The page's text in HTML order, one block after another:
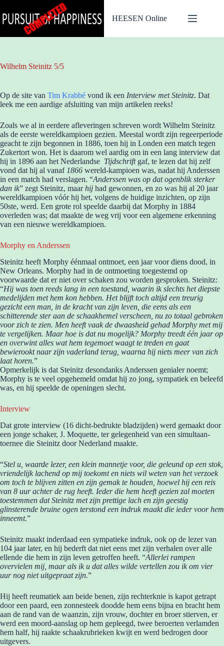
naar
de
HEESEN Online
Wilhelm Steinitz 5/5
Op de site van Tim Krabbé vond ik een Interview met Steinitz. Dat
leek me een aardige afsluiting van mijn artikelen reeks!
Zoals we al in eerdere afleveringen schreven wordt Wilhelm Steinitz
als de eerste wereldkampioen gezien. Meestal wordt zijn regeerperiode
geacht te zijn begonnen in 1886, toen hij in Londen een match tegen
Zukertort won. Het is daarom wel aardig om in een lang interview dat
hij in 1896 aan het Nederlandse Tijdschriftgaf, te lezen dat hij zelf
vond dat hij al vanaf 1866 wereld-kampioen was, nadat hij Anderssen
in een match had verslagen. “Anderssen was op dat ogenblik sterker
dan ik” zegt Steinitz, maarhij had gewonnen, en zo was hij al 20 jaar
wereldkampioen vóór hij het, volgens de huidige inzichten, op zijn
50ste, werd. Een grote rol speelde daarbij dat Morphy in 1884
overleden was; dat maakte de weg vrij voor een algemene erkenning
van een nieuwe wereldkampioen.
Morphy en Anderssen
Steinitz heeft Morphy éénmaal ontmoet, een jaar voor diens dood, in
New Orleans. Morphy had in de ontmoeting toegestemd op
voorwaarde dat er niet over schaken zou worden gesproken. Steinitz:
“Hij was toen reeds lang in een toestand, waarin ik slechts het diepste
medelijden met hem kon hebben. Het blijft toch altijd een treurig
gezicht een man, in de kracht van zijn leven, die eens als een
schitterende ster aan de schaakhemel verscheen, nu zo totaal gebroken
voor zich te zien. Men heeft vaak de dwaasheid gehad Morphy met mij
te vergelijken. Maar hoe is dat nu mogelijk? Morphy treedt één jaar op
en overwint alles wat hem tegemoet waagt te treden en gaat
bewierookt naar zijn vaderland terug, waarna hij niets meer van zich
laat horen.”
Opmerkelijk is dat Steinitz desondanks Anderssen genialer noemt;
Morphy is te veel opgehemeld omdat hij zo jong, sympatiek en beleefd
was, en hij speelde de openingen slecht.
Interview
Dat grote interview (16 dicht-bedrukte bladzijden) werd gemaakt door
een jonge schaker, J. Moquette, ter gelegenheid van een simultaan-
toernee die Steinitz door Nederland maakte.
“Stel u, waarde lezer, een klein mannetje voor, die geleund op een stok,
vriendelijk lachend op mij toekomt en niets wil weten van het verzoek
om toch te blijven zitten en zijn gemak te houden, hoewel hij een reis
van 8 uur achter de rug heeft. Ieder die hem heeft gezien zal moeten
toestemmen dat Steinitz met zijn prettige lach en zijn geestig
glinsterende bruine ogen terstond een indruk maakt die ieder voor hem
inneemt.”
Steinitz maakt inderdaad een sympatieke indruk, ook op de lezer van
104 jaar later, en hij bederft dat niet eens met zijn verhalen over alle
ellende die hem in zijn leven getroffen heeft. “Allerlei rampen
overvielen mij, maar als ik u dat alles wilde vertellen zou ik om vier
uur nog niet uitgepraat zijn.”
Hij heeft reumatiek aan beide benen, zijn rechterknie is kapot getrapt
door een paard, een zonnesteek doodde hem eens bijna en bracht hem
aan de rand van de waanzin, zijn vrouw, dochter en broer stierven, er
werd een moord-aanslag op hem gepleegd, twee beroerten verlamden
hem half, hij raakte schaakrubrieken kwijt en werd bedrogen door
uitgevers.